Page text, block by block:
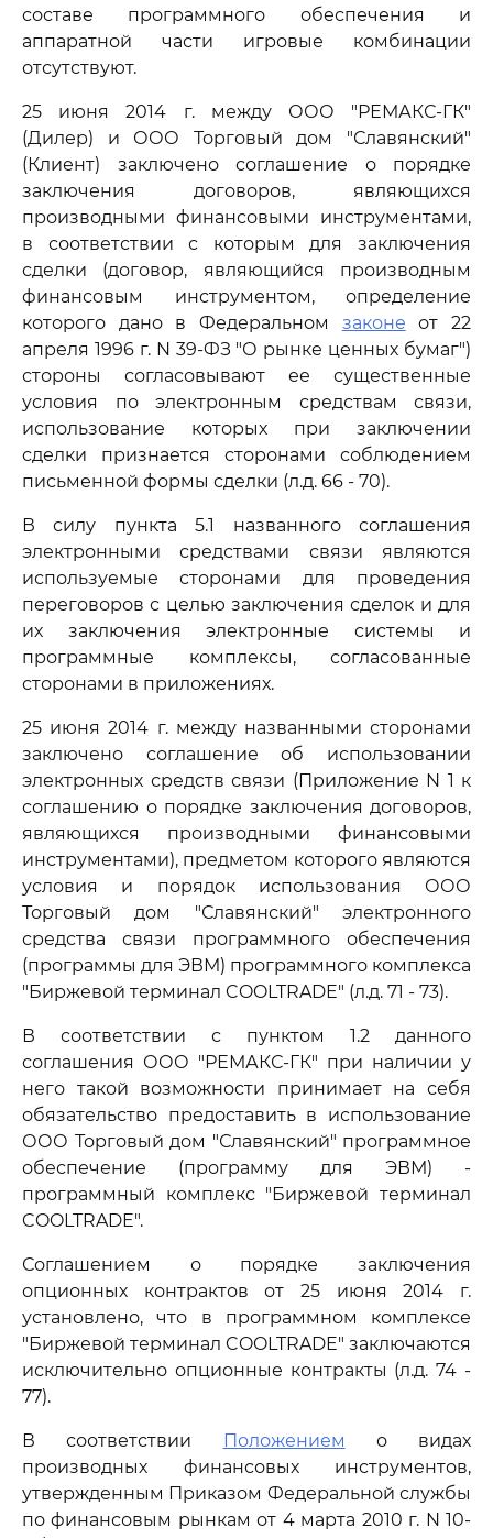
составе программного обеспечения и
аппаратной части игровые комбинации
отсутствуют.
25 июня 2014 г. между ООО "РЕМАКС-ГК"
(Дилер) и ООО Торговый дом "Славянский"
(Клиент) заключено соглашение о порядке
заключения договоров, являющихся
производными финансовыми инструментами,
в соответствии с которым для заключения
сделки (договор, являющийся производным
финансовым инструментом, определение
которого дано в Федеральном законе от 22
апреля 1996 г. N 39-ФЗ "О рынке ценных бумаг")
стороны согласовывают ее существенные
условия по электронным средствам связи,
использование которых при заключении
сделки признается сторонами соблюдением
письменной формы сделки (л.д. 66 - 70).
В силу пункта 5.1 названного соглашения
электронными средствами связи являются
используемые сторонами для проведения
переговоров с целью заключения сделок и для
их заключения электронные системы и
программные комплексы, согласованные
сторонами в приложениях.
25 июня 2014 г. между названными сторонами
заключено соглашение об использовании
электронных средств связи (Приложение N 1 к
соглашению о порядке заключения договоров,
являющихся производными финансовыми
инструментами), предметом которого являются
условия и порядок использования ООО
Торговый дом "Славянский" электронного
средства связи программного обеспечения
(программы для ЭВМ) программного комплекса
"Биржевой терминал COOLTRADE" (л.д. 71 - 73).
В соответствии с пунктом 1.2 данного
соглашения ООО "РЕМАКС-ГК" при наличии у
него такой возможности принимает на себя
обязательство предоставить в использование
ООО Торговый дом "Славянский" программное
обеспечение (программу для ЭВМ) -
программный комплекс "Биржевой терминал
COOLTRADE".
Соглашением о порядке заключения
опционных контрактов от 25 июня 2014 г.
установлено, что в программном комплексе
"Биржевой терминал COOLTRADE" заключаются
исключительно опционные контракты (л.д. 74 -
77).
В соответствии Положением о видах
производных финансовых инструментов,
утвержденным Приказом Федеральной службы
по финансовым рынкам от 4 марта 2010 г. N 10-